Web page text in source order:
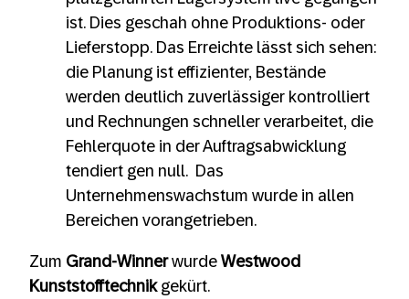
ist. Dies geschah ohne Produktions- oder
Lieferstopp. Das Erreichte lässt sich sehen:
die Planung ist effizienter, Bestände
werden deutlich zuverlässiger kontrolliert
und Rechnungen schneller verarbeitet, die
Fehlerquote in der Auftragsabwicklung
tendiert gen null. Das
Unternehmenswachstum wurde in allen
Bereichen vorangetrieben.
Zum Grand-Winnerwurde Westwood
Kunststofftechnikgekürt.